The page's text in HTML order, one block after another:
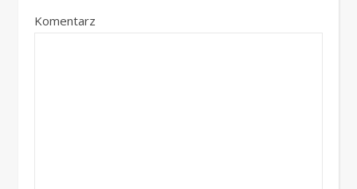
Komentarz